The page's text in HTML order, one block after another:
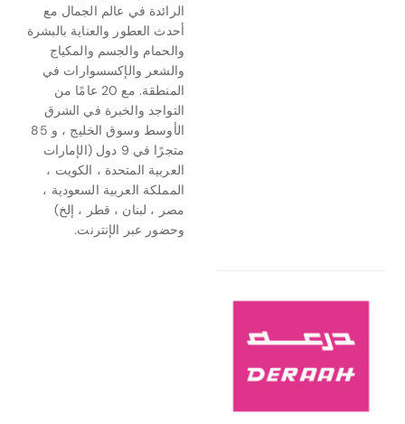
الرائدة في عالم الجمال مع
أحدث العطور والعناية بالبشرة
والحمام والجسم والمكياج
والشعر والإكسسوارات في
المنطقة. مع 20 عامًا من
التواجد والخبرة في الشرق
الأوسط وسوق الخليج ، و 85
متجرًا في 9 دول (الإمارات
العربية المتحدة ، الكويت ،
المملكة العربية السعودية ،
مصر ، لبنان ، قطر ، إلخ)
وحضور عبر الإنترنت.